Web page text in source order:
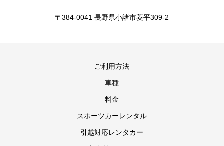
〒384-0041 長野県小諸市菱平309-2
ご利用方法
車種
料金
スポーツカーレンタル
引越対応レンタカー